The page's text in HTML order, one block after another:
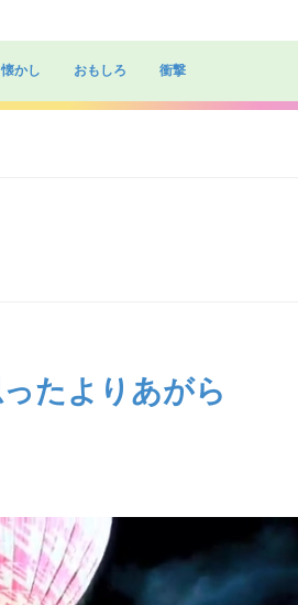
懐かし おもしろ 衝撃
たよりあがら